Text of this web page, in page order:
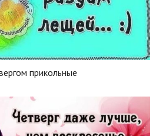
прикольные